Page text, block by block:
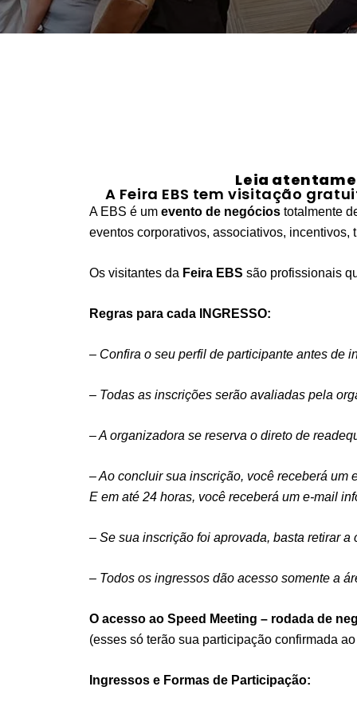
Leia
A Feira EBS tem visitação
A EBS é um evento de negócios totalmente
eventos corporativos, associativos, incentivos,
Os visitantes da Feira EBS são profissionais
Regras para cada INGRESSO:
– Confira o seu perfil de participante antes de
– Todas as inscrições serão avaliadas pela
– A organizadora se reserva o direto de
– Ao concluir sua inscrição, você receberá um
E em até 24 horas, você receberá um e-mail
– Se sua inscrição foi aprovada, basta retirar
– Todos os ingressos dão acesso somente a
O acesso ao Speed Meeting – rodada de
(esses só terão sua participação confirmada
Ingressos e Formas de Participação: